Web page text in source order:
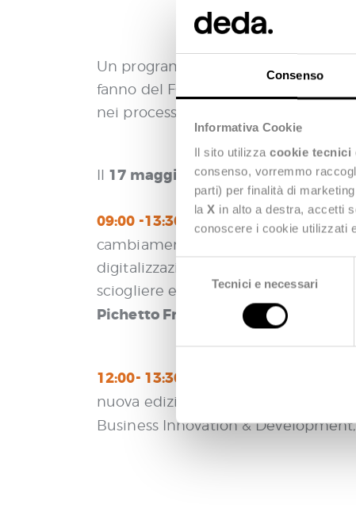
Consenso
Informativa Cookie
Il sito utilizza cookie tecnici
consenso, vorremmo
parti) per finalità di
la X in alto a destra, accetti
conoscere i cookie utilizzati
S
o
n
e
Tecnici e necessari
Un programma ricco con più di 70
fanno del FORUM PA il più grande
nei processi di innovazione del
Il 17 maggio , per noi doppio
09:00 -13:30: L’ ARENA DI
cambiamento parte dai territori,
digitalizzazione della PA locale e
sciogliere e prospettive future. Tra i
Pichetto Fratin e Adolfo Urso
12:00- 13:30: SALA POP | I
nuova edizione della ricerca
Business Innovation &